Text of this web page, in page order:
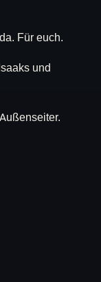
Für euch.
und